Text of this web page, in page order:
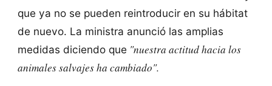
que ya no se pueden reintroducir en su hábitat
de nuevo. La ministra anunció las amplias
medidas diciendo que "nuestra actitud hacia los
animales salvajes ha cambiado".